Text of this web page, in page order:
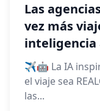
Las
vez más
✈️🤖 La IA
el viaje sea
las...